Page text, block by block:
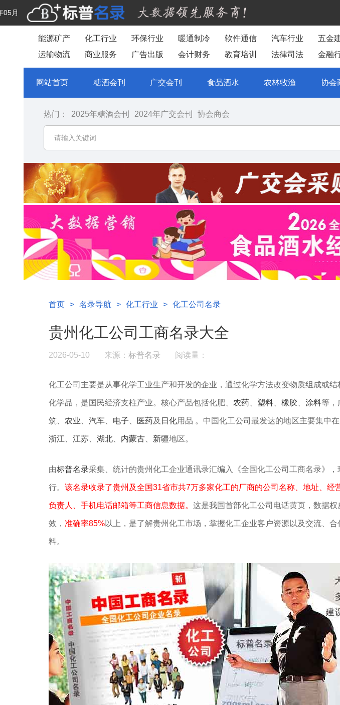
05月
能源矿产 化工行业 环保行业 暖通制冷 软件通信 汽车行业 五金
运输物流
商业服务 广告出版 会计财务 教育培训 法律司法 金融
网站首页 糖酒会刊 广交会刊 食品酒水 农林牧渔 协会
热门： 2025年糖酒会刊 2024年广交会刊 协会商会
首页 > 名录导航 > 化工行业 > 化工公司名录
贵州化工公司工商名录大全
2026-05-10 来源： 标普名录 阅读量：
化工公司主要是‌从事化学工业生产和开发‌的企业，通过化学方法改变物质组成或结
化学品，是国民经济支柱产业。核心产品包括化肥、 农药 塑料 橡胶 涂料等，
筑 农业 汽车 电子 医药及 日化用品 。中国化工公司最发达的地区主要集中在
浙江 江苏 湖北 内蒙古‌ 新疆‌地区。
由标普名录采集、统计的贵州化工企业通讯录汇编入《全国化工公司工商名录》，
行。 该名录收录了贵州及全国31省市共7万多家化工的厂商的公司名称、地址、经
负责人、手机电话邮箱等工商信息数据。 这是我国首部化工公司电话黄页，数据权
效， 准确率85%以上，是了解贵州化工市场，掌握化工企业客户资源以及交流、合
料。